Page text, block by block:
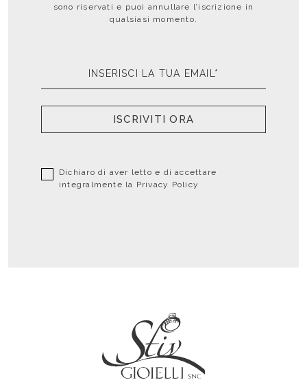
sono riservati e puoi annullare l’iscrizione in
qualsiasi momento.
ISCRIVITI ORA
Dichiaro di aver letto e di accettare
integralmente la Privacy Policy